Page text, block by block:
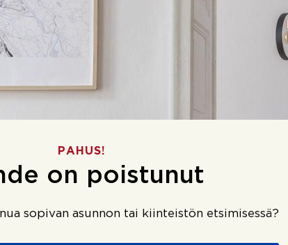
PAHUS!
on poistunut
sopivan asunnon tai kiinteistön etsimisessä?